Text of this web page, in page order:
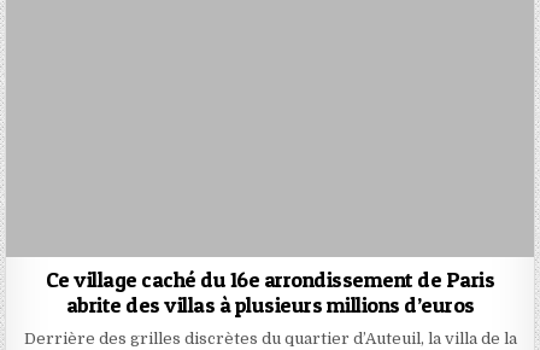
Ce village caché du 16e arrondissement de Paris
abrite des villas à plusieurs millions d’euros
Derrière des grilles discrètes du quartier d’Auteuil, la villa de la